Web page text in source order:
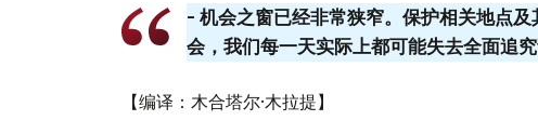
- 机会之窗已经非常狭窄。保护相关地点
会，我们每一天实际上都可能失去全面追
【编译：木合塔尔·木拉提】